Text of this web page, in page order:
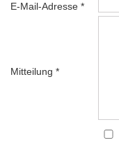
E-Mail-Adresse *
Mitteilung *